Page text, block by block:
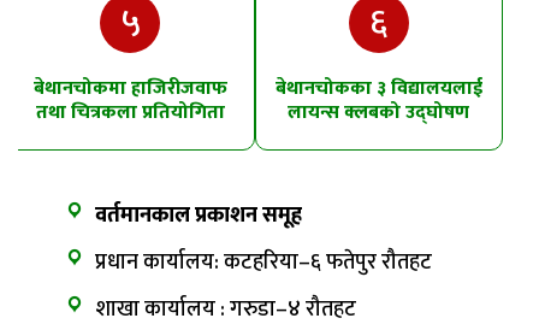
५
बेथानचोकमा हाजिरीजवाफ
तथा चित्रकला प्रतियोगिता
६
बेथानचोकका ३ विद्यालयलाई
लायन्स क्लबको उद्घोषण
वर्तमानकाल प्रकाशन समूह
प्रधान कार्यालय: कटहरिया–६ फतेपुर रौतहट
शाखा कार्यालय : गरुडा–४ रौतहट